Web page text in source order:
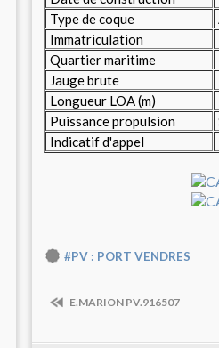
Type de coque
Immatriculation
Quartier maritime
Jauge brute
Longueur LOA (m)
Puissance propulsion
Indicatif d'appel
#PV : PORT VENDRES
E.MARION PV.916507